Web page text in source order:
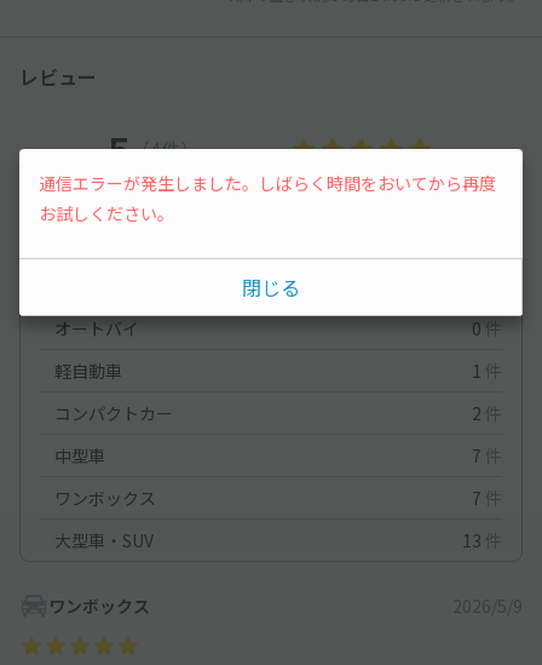
レビュー
5（4件）
満足度
オートバイ
0 件
軽自動車
1 件
コンパクトカー
2 件
中型車
7 件
ワンボックス
7 件
大型車・SUV
13 件
ワンボックス 2026/5/9
通信エラーが発生しました。しばらく時間をおいてから再度
お試しください。
閉じる